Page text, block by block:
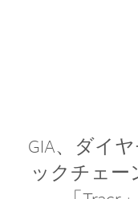
GIA、ダイ
ックチェ